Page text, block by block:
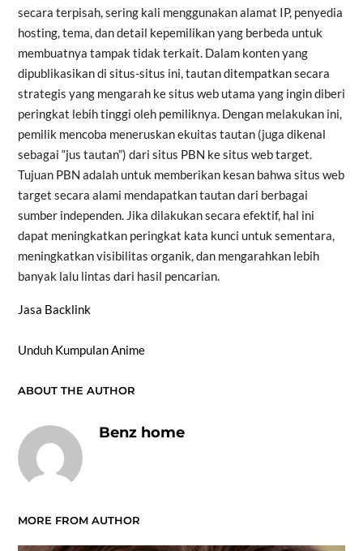
secara terpisah, sering kali menggunakan alamat IP, penyedia
hosting, tema, dan detail kepemilikan yang berbeda untuk
membuatnya tampak tidak terkait. Dalam konten yang
dipublikasikan di situs-situs ini, tautan ditempatkan secara
strategis yang mengarah ke situs web utama yang ingin diberi
peringkat lebih tinggi oleh pemiliknya. Dengan melakukan ini,
pemilik mencoba meneruskan ekuitas tautan (juga dikenal
sebagai “jus tautan”) dari situs PBN ke situs web target.
Tujuan PBN adalah untuk memberikan kesan bahwa situs web
target secara alami mendapatkan tautan dari berbagai
sumber independen. Jika dilakukan secara efektif, hal ini
dapat meningkatkan peringkat kata kunci untuk sementara,
meningkatkan visibilitas organik, dan mengarahkan lebih
banyak lalu lintas dari hasil pencarian.
Jasa Backlink
Unduh Kumpulan Anime
ABOUT THE AUTHOR
Benz home
MORE FROM AUTHOR